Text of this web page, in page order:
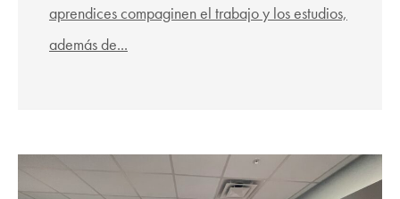
aprendices compaginen el trabajo y los estudios,
además de...